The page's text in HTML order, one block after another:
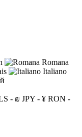
Romana
Italiano
- ₪ JPY - ¥ RON -